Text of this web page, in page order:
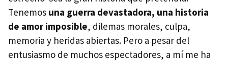
Tenemos una guerra devastadora, una historia
de amor imposible, dilemas morales, culpa,
memoria y heridas abiertas. Pero a pesar del
entusiasmo de muchos espectadores, a mí me ha